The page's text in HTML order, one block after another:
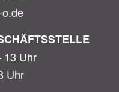
13 Uhr
Uhr